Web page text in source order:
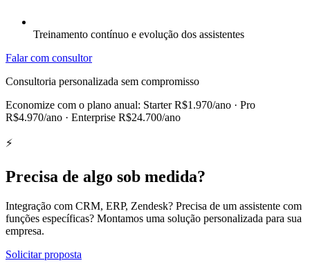
Treinamento contínuo e evolução dos assistentes
Falar com consultor
Consultoria personalizada sem compromisso
Economize com o plano anual: Starter R$1.970/ano · Pro
R$4.970/ano · Enterprise R$24.700/ano
⚡
Precisa de algo sob medida?
Integração com CRM, ERP, Zendesk? Precisa de um assistente com
funções específicas? Montamos uma solução personalizada para sua
empresa.
Solicitar proposta